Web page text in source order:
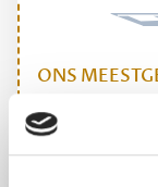
ONS
Dewey